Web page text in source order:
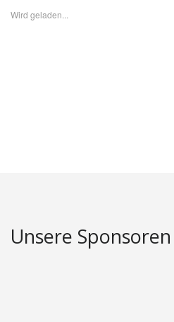
Wird geladen...
Unsere Sponsoren